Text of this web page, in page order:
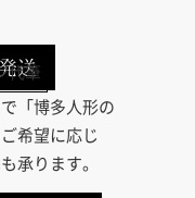
送
「博多人形の
希望に応じ
承ります。